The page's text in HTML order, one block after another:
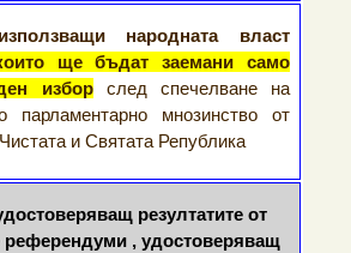
народната власт
ще бъдат заемани само
избор
след спечелване на
парламентарно мнозинство от
и Святата Република
резултатите от
референдуми , удостоверяващ